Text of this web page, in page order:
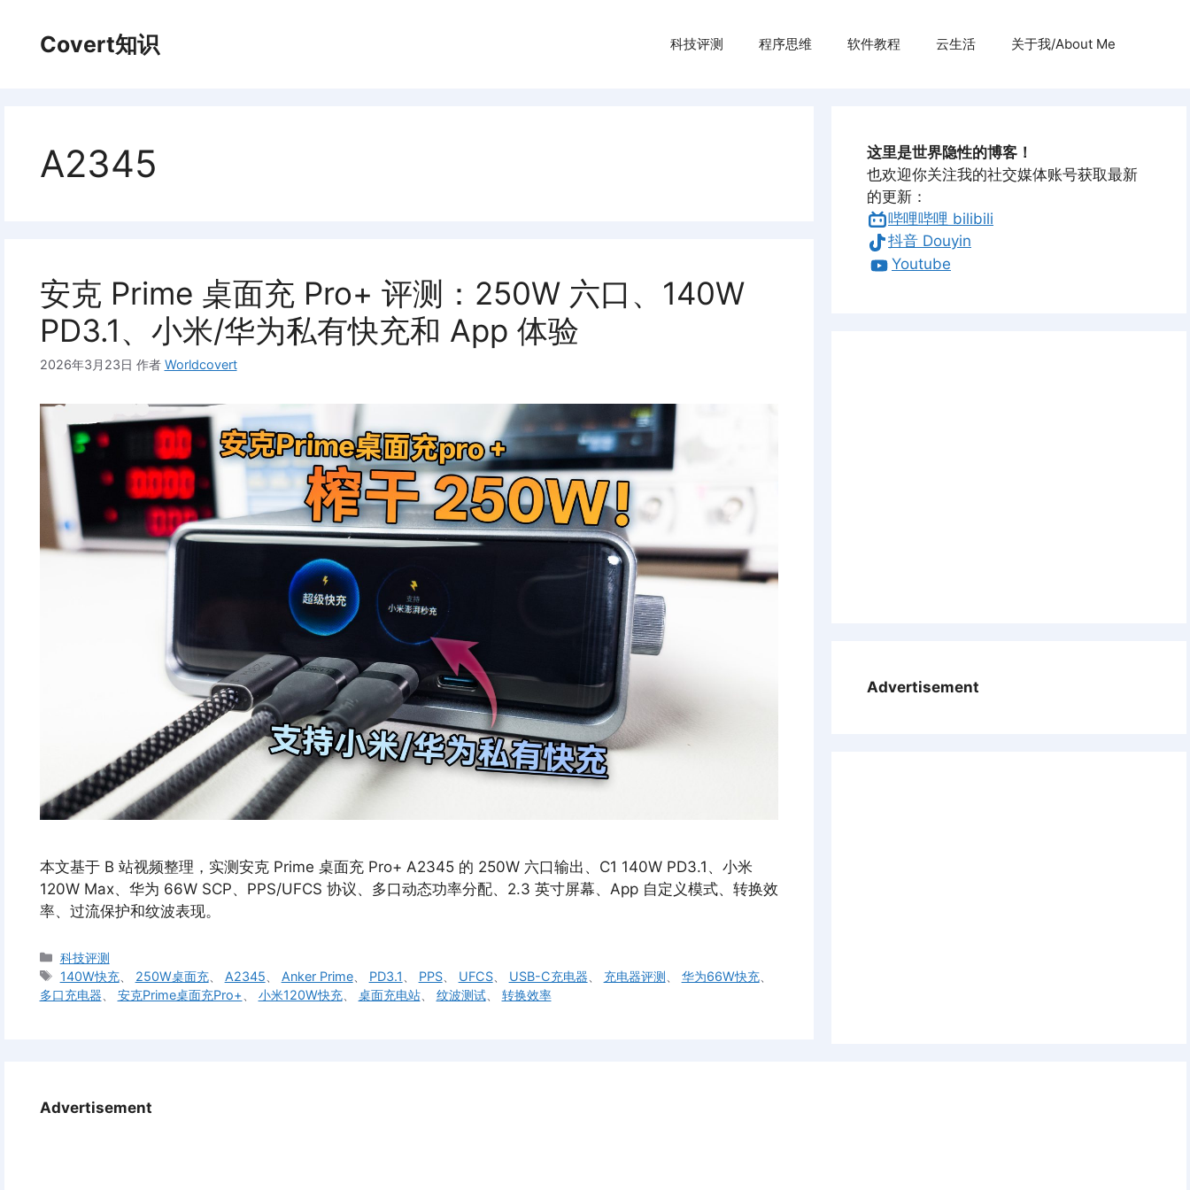
Covert知识 科技评测 程序思维 软件教程 云生活 关于我/About Me
A2345
安克 Prime 桌面充 Pro+ 评测：250W 六口、140W
PD3.1、小米/华为私有快充和 App 体验
2026年3月23日 作者 Worldcovert
本文基于 B 站视频整理，实测安克 Prime 桌面充 Pro+ A2345 的 250W 六口输出、C1 140W PD3.1、小米
120W Max、华为 66W SCP、PPS/UFCS 协议、多口动态功率分配、2.3 英寸屏幕、App 自定义模式、转换效
率、过流保护和纹波表现。
分
类
科技评测
标
签
140W快充、 250W桌面充、 A2345 Anker Prime、 PD3.1 PPS、 UFCS、 USB-C充电器 充电器评测 华为66W快充、
多口充电器
安克Prime桌面充Pro+ 小米120W快充、 桌面充电站、 纹波测试、 转换效率
这里是世界隐性的博客！
也欢迎你关注我的社交媒体账号获取最新
的更新：
哔哩哔哩 bilibili
抖音 Douyin
Youtube
Advertisement
Advertisement